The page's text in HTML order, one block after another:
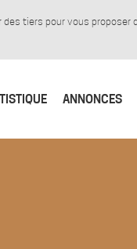
tiers pour vous proposer
ANNONCES